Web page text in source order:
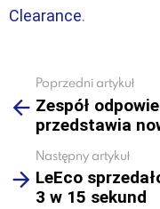
Clearance.
more
Poprzedni artykuł
Zespół
przedstawia
Następny artykuł
LeEco
3 w 15 sekund